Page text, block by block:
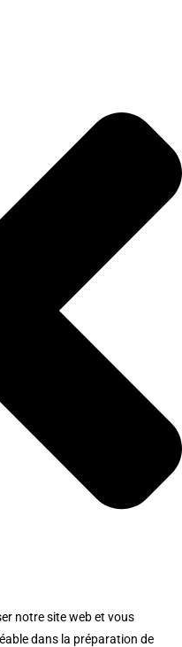
notre site web et vous
dans la préparation de